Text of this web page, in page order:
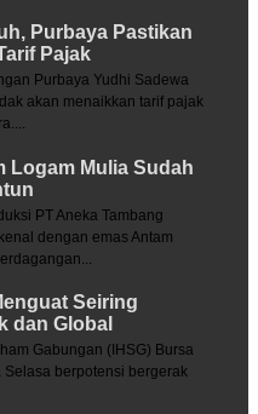
Purbaya Pastikan
Pajak
Purbaya Yudhi Sadewa
akan menaikkan tarif pajak
Logam Mulia Sudah
PT Aneka Tambang
dengan emas Antam
Seiring
dan Global
Gabungan (IHSG) Bursa
Selasa berpotensi bergerak